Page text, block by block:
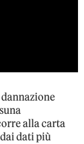
alla carta
dati più